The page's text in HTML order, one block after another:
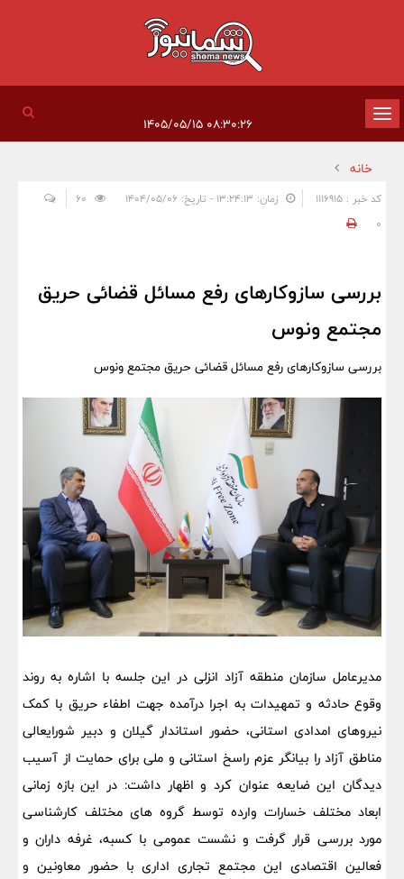
تغییر
وضعیت
ناوبری
خانه
کد خبر : 1116915 زمان: ۱۳:۲۴:۱۳ - تاریخ: ۱۴۰۴/۰۵/۰۶
0
بررسی سازوکارهای رفع مسائل قضائی حریق
مجتمع ونوس
بررسی سازوکارهای رفع مسائل قضائی حریق مجتمع ونوس
مدیرعامل سازمان منطقه آزاد انزلی در این جلسه با اشاره به روند
وقوع حادثه و تمهیدات به اجرا درآمده جهت اطفاء حریق با کمک
نیروهای امدادی استانی، حضور استاندار گیلان و دبیر شورایعالی
مناطق آزاد را بیانگر عزم راسخ استانی و ملی برای حمایت از آسیب
دیدگان این ضایعه عنوان کرد و اظهار داشت: در این بازه زمانی
ابعاد مختلف خسارات وارده توسط گروه های مختلف کارشناسی
مورد بررسی قرار گرفت و نشست عمومی با کسبه، غرفه داران و
فعالین اقتصادی این مجتمع تجاری اداری با حضور معاونین و